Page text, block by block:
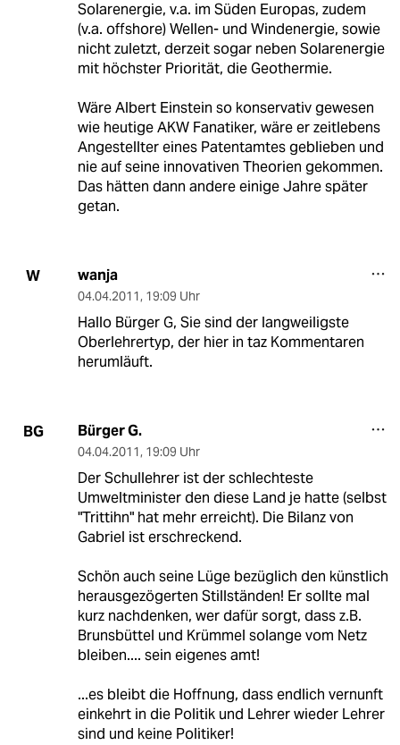
Solarenergie, v.a. im Süden Europas, zudem
(v.a. offshore) Wellen- und Windenergie, sowie
nicht zuletzt, derzeit sogar neben Solarenergie
mit höchster Priorität, die Geothermie.
Wäre Albert Einstein so konservativ gewesen
wie heutige AKW Fanatiker, wäre er zeitlebens
Angestellter eines Patentamtes geblieben und
nie auf seine innovativen Theorien gekommen.
Das hätten dann andere einige Jahre später
getan.
W wanja
04.04.2011, 19:09 Uhr
Hallo Bürger G, Sie sind der langweiligste
Oberlehrertyp, der hier in taz Kommentaren
herumläuft.
BG Bürger G.
04.04.2011, 19:09 Uhr
Der Schullehrer ist der schlechteste
Umweltminister den diese Land je hatte (selbst
"Trittihn" hat mehr erreicht). Die Bilanz von
Gabriel ist erschreckend.
Schön auch seine Lüge bezüglich den künstlich
herausgezögerten Stillständen! Er sollte mal
kurz nachdenken, wer dafür sorgt, dass z.B.
Brunsbüttel und Krümmel solange vom Netz
bleiben.... sein eigenes amt!
...es bleibt die Hoffnung, dass endlich vernunft
einkehrt in die Politik und Lehrer wieder Lehrer
sind und keine Politiker!